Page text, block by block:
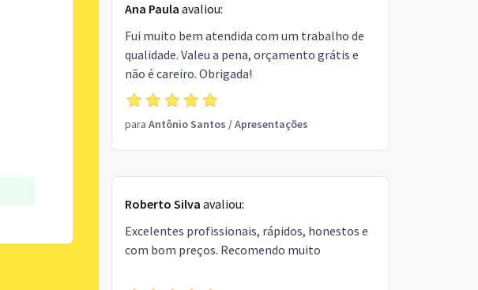
Ana Paula avaliou:
Fui muito bem atendida com um trabalho de
qualidade. Valeu a pena, orçamento grátis e
não é careiro. Obrigada!
para Antônio Santos /Apresentações
Roberto Silva avaliou:
Excelentes profissionais, rápidos, honestos e
com bom preços. Recomendo muito